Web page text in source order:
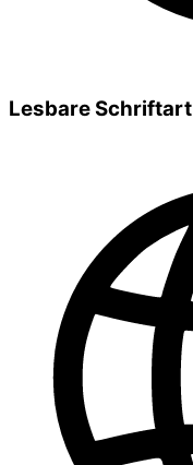
Lesbare Schriftart